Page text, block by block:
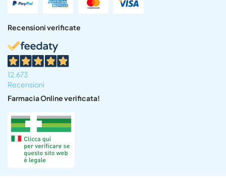
Recensioni verificate
12.673
Recensioni
Farmacia Online verificata!